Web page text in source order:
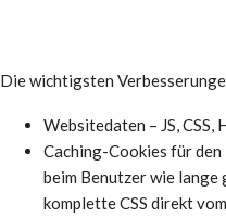
Die wichtigsten
Websitedaten – JS,
Caching-Cookies für den
beim Benutzer wie lange
komplette CSS direkt